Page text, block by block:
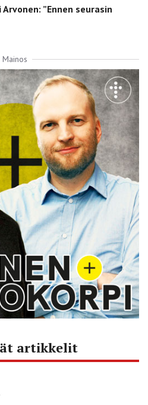
”Ennen seurasin
Mainos
artikkelit